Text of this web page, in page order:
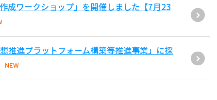
成ワークショップ」を開催しました【7月23
推進プラットフォーム構築等推進事業」に採
NEW